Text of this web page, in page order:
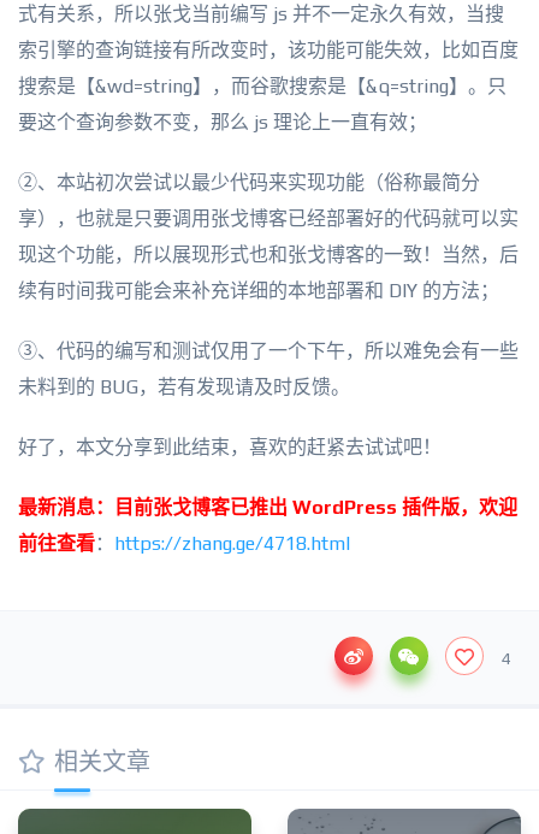
式有关系，所以张戈当前编写 js 并不一定永久有效，当搜
索引擎的查询链接有所改变时，该功能可能失效，比如百度
搜索是【&wd=string】，而谷歌搜索是【&q=string】。只
要这个查询参数不变，那么 js 理论上一直有效；
②、本站初次尝试以最少代码来实现功能（俗称最简分
享），也就是只要调用张戈博客已经部署好的代码就可以实
现这个功能，所以展现形式也和张戈博客的一致！当然，后
续有时间我可能会来补充详细的本地部署和 DIY 的方法；
③、代码的编写和测试仅用了一个下午，所以难免会有一些
未料到的 BUG，若有发现请及时反馈。
好了，本文分享到此结束，喜欢的赶紧去试试吧！
最新消息：目前张戈博客已推出 WordPress 插件版，欢迎
前往查看： https://zhang.ge/4718.html
4
相关文章